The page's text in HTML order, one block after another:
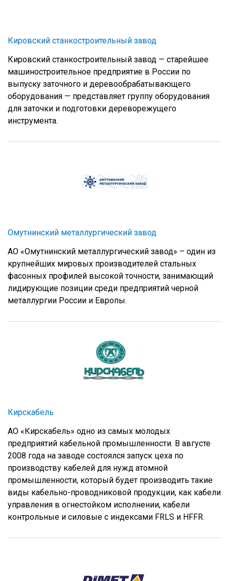
Кировский станкостроительный завод
Кировский станкостроительный завод — старейшее
машиностроительное предприятие в России по
выпуску заточного и деревообрабатывающего
оборудования — представляет группу оборудования
для заточки и подготовки дереворежущего
инструмента.
Омутнинский металлургический завод
АО «Омутнинский металлургический завод» – один из
крупнейших мировых производителей стальных
фасонных профилей высокой точности, занимающий
лидирующие позиции среди предприятий черной
металлургии России и Европы.
Кирскабель
АО «Кирскабель» одно из самых молодых
предприятий кабельной промышленности. В августе
2008 года на заводе состоялся запуск цеха по
производству кабелей для нужд атомной
промышленности, который будет производить такие
виды кабельно-проводниковой продукции, как кабели
управления в огнестойком исполнении, кабели
контрольные и силовые с индексами FRLS и HFFR.